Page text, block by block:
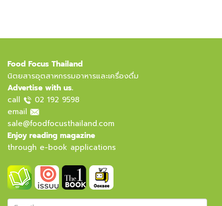
Food Focus Thailand
นิตยสารอุตสาหกรรมอาหารและเครื่องดื่ม
Advertise with us.
call
02 192 9598
email
sale@foodfocusthailand.com
Enjoy reading magazine
through e-book applications